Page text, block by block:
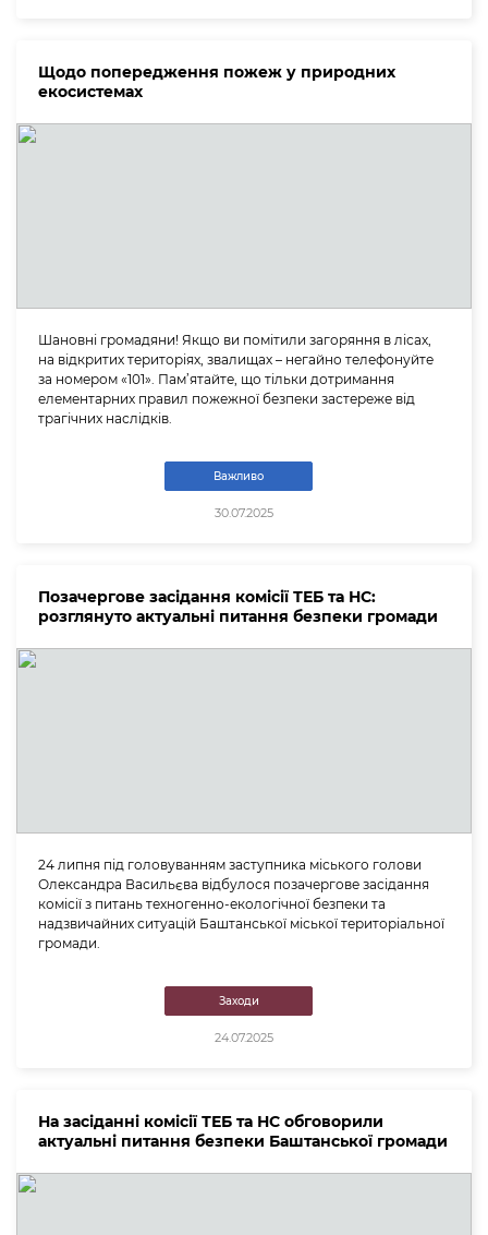
Щодо попередження пожеж у природних
екосистемах
Шановні громадяни! Якщо ви помітили загоряння в лісах,
на відкритих територіях, звалищах – негайно телефонуйте
за номером «101». Пам’ятайте, що тільки дотримання
елементарних правил пожежної безпеки застереже від
трагічних наслідків.
Важливо
30.07.2025
Позачергове засідання комісії ТЕБ та НС:
розглянуто актуальні питання безпеки громади
24 липня під головуванням заступника міського голови
Олександра Васильєва відбулося позачергове засідання
комісії з питань техногенно-екологічної безпеки та
надзвичайних ситуацій Баштанської міської територіальної
громади.
Заходи
24.07.2025
На засіданні комісії ТЕБ та НС обговорили
актуальні питання безпеки Баштанської громади